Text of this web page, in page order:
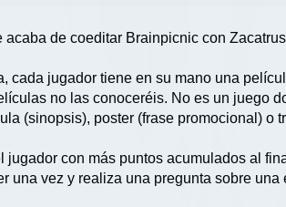
de coeditar Brainpicnic con
cada jugador tiene en su mano una
no las conoceréis. No es un juego
(sinopsis), poster (frase promocional) o
jugador con más puntos acumulados al
vez y realiza una pregunta sobre